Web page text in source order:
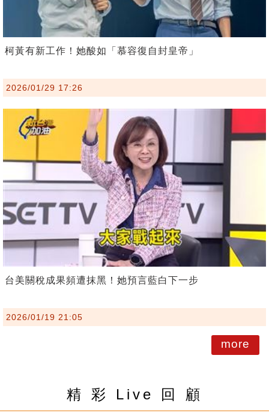
柯黃有新工作！她酸如「慕容復自封皇帝」
2026/01/29 17:26
台美關稅成果頻遭抹黑！她預言藍白下一步
2026/01/19 21:05
more
精 彩 Live 回 顧